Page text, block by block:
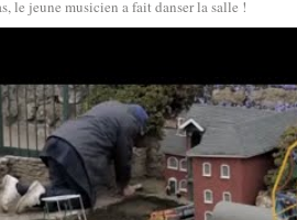
le jeune musicien a fait danser la salle !